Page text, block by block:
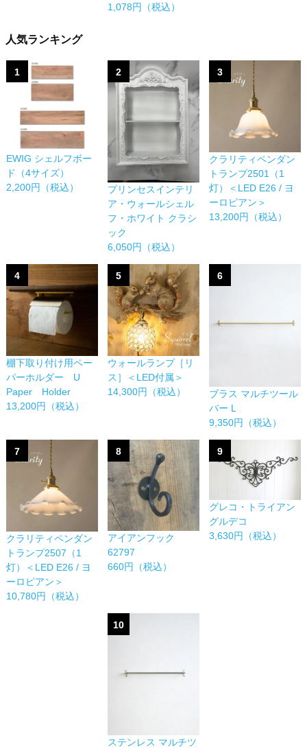
1,078円（税込）
人気ランキング
1
EWIG シェルフボー
ド（4サイズ）
2,200円（税込）
2
プリンセスインテリ
ア・ウォールシェル
フ・ホワイト クラシ
ック
6,050円（税込）
3
クラリティペンダン
トランプ2501（1
灯）＜LED E26 / ヨ
ーロピアン＞
13,200円（税込）
4
棚下取り付け用ペー
パーホルダー U
Paper Holder
13,200円（税込）
5
ウォールランプ［リ
ス］＜LED付属＞
14,300円（税込）
6
ブラス マルチツール
バー L
9,350円（税込）
7
クラリティペンダン
トランプ2507（1
灯）＜LED E26 / ヨ
ーロピアン＞
10,780円（税込）
8
アイアンフック
62797
660円（税込）
9
グレコ・トライアン
グルデコ
3,630円（税込）
10
ステンレス マルチツ